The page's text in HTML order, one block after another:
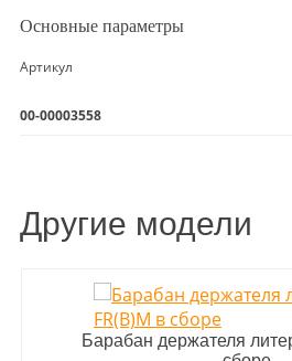
Основные параметры
Артикул
00-00003558
Другие модели
Барабан держателя